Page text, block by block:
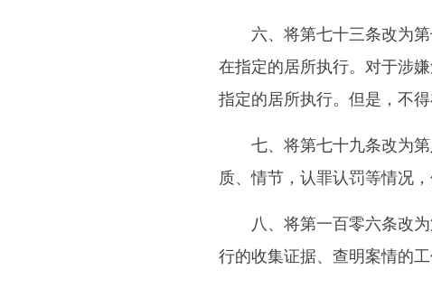
六、将第七十三条改为第
在指定的居所执行。对于涉
指定的居所执行。但是，不
七、将第七十九条改为第
质、情节，认罪认罚等情况
八、将第一百零六条改为
行的收集证据、查明案情的工